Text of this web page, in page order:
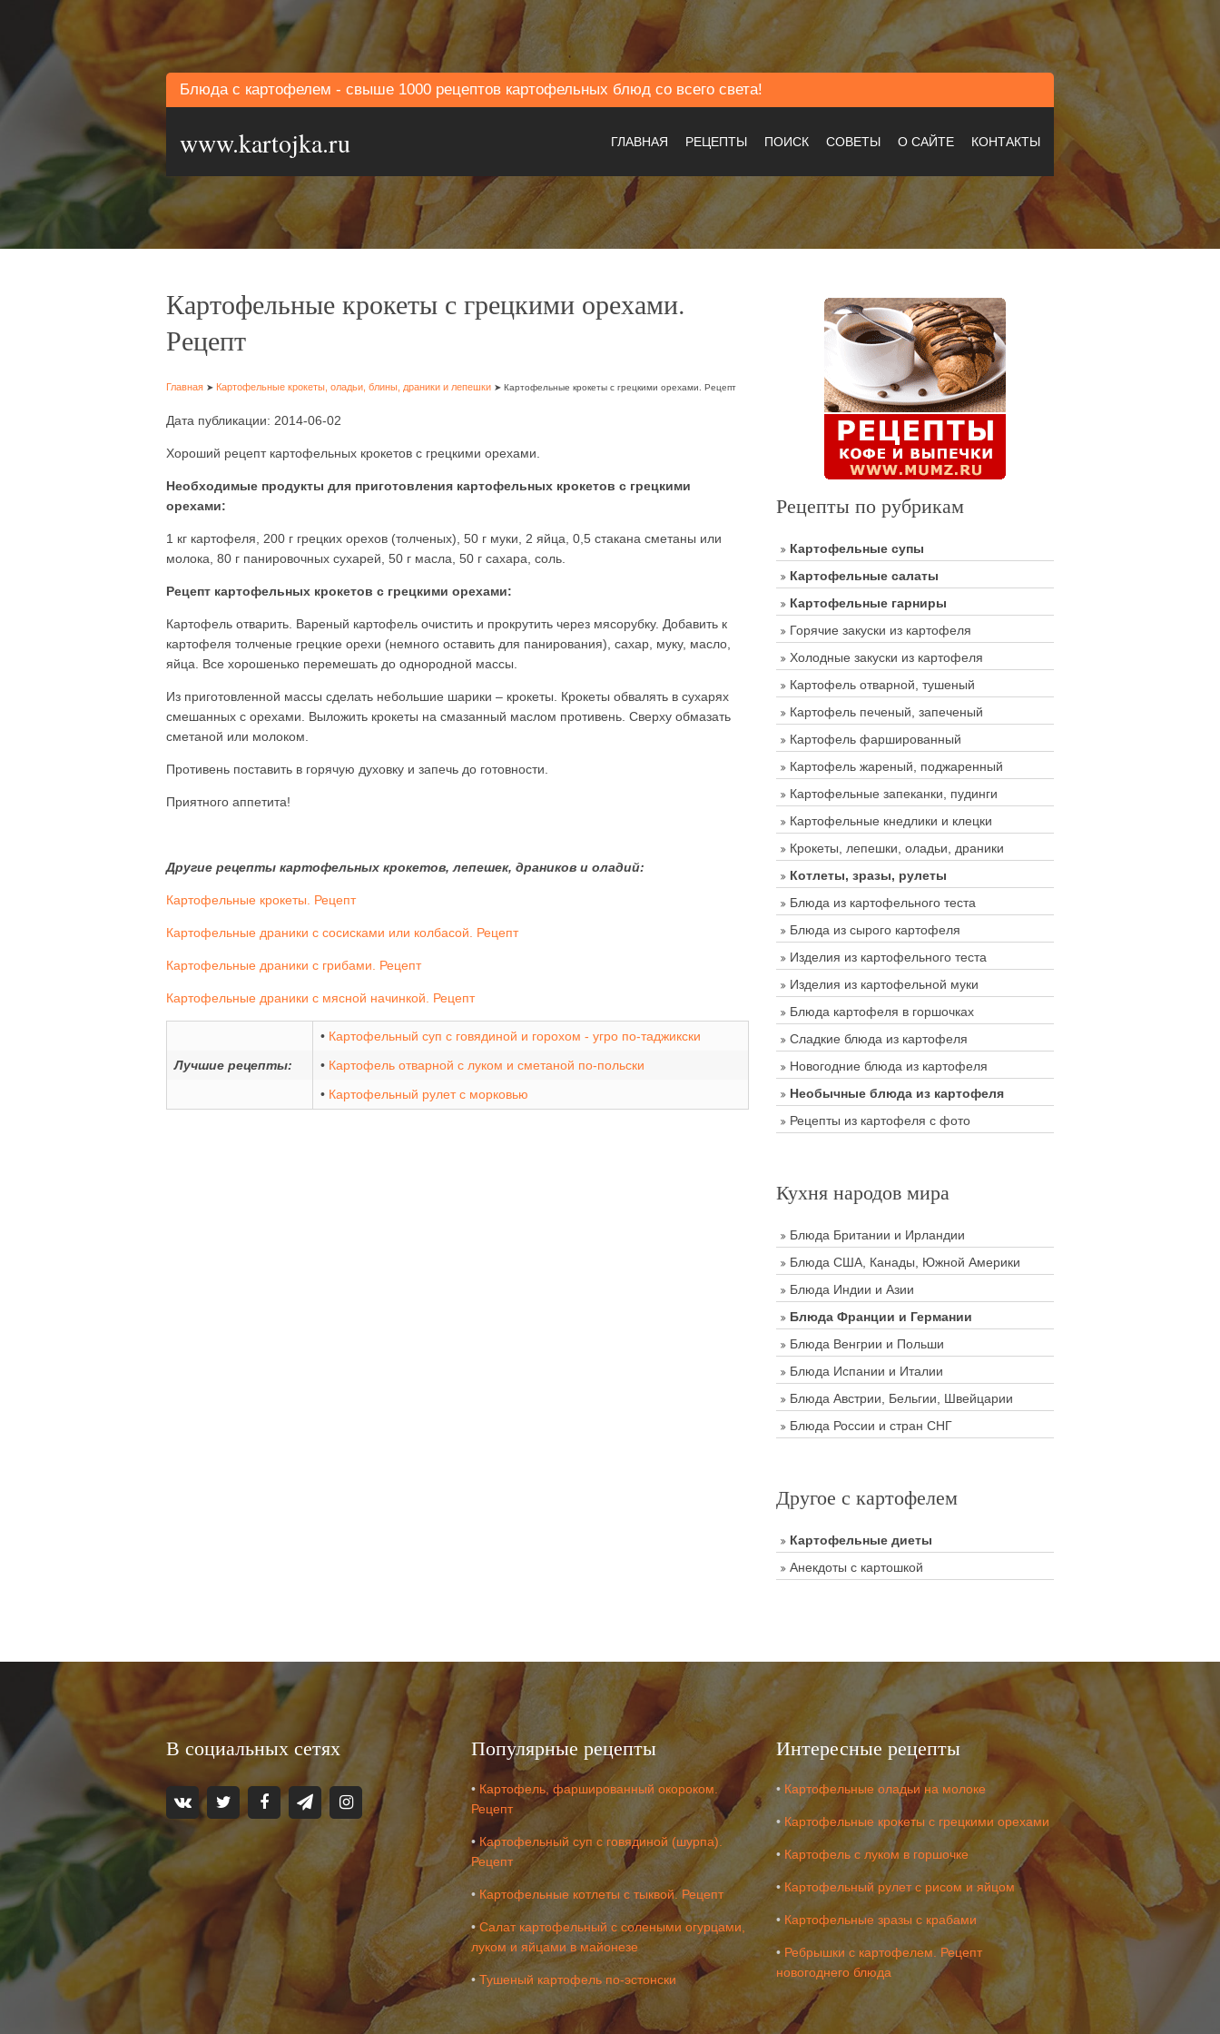
Блюда с картофелем - свыше 1000 рецептов картофельных блюд со всего света!
www.kartojka.ru ГЛАВНАЯ РЕЦЕПТЫ ПОИСК СОВЕТЫ О САЙТЕ КОНТАКТЫ
Картофельные крокеты с грецкими орехами.
Рецепт
Главная ➤ Картофельные крокеты, оладьи, блины, драники и лепешки ➤ Картофельные крокеты с грецкими орехами. Рецепт
Дата публикации: 2014-06-02
Хороший рецепт картофельных крокетов с грецкими орехами.
Необходимые продукты для приготовления картофельных крокетов с грецкими
орехами:
1 кг картофеля, 200 г грецких орехов (толченых), 50 г муки, 2 яйца, 0,5 стакана сметаны или
молока, 80 г панировочных сухарей, 50 г масла, 50 г сахара, соль.
Рецепт картофельных крокетов с грецкими орехами:
Картофель отварить. Вареный картофель очистить и прокрутить через мясорубку. Добавить к
картофеля толченые грецкие орехи (немного оставить для панирования), сахар, муку, масло,
яйца. Все хорошенько перемешать до однородной массы.
Из приготовленной массы сделать небольшие шарики – крокеты. Крокеты обвалять в сухарях
смешанных с орехами. Выложить крокеты на смазанный маслом противень. Сверху обмазать
сметаной или молоком.
Противень поставить в горячую духовку и запечь до готовности.
Приятного аппетита!
Другие рецепты картофельных крокетов, лепешек, драников и оладий:
Картофельные крокеты. Рецепт
Картофельные драники с сосисками или колбасой. Рецепт
Картофельные драники с грибами. Рецепт
Картофельные драники с мясной начинкой. Рецепт
• Картофельный суп с говядиной и горохом - угро по-таджикски
Лучшие рецепты:
• Картофель отварной с луком и сметаной по-польски
• Картофельный рулет с морковью
Рецепты по рубрикам
Картофельные супы
Картофельные салаты
Картофельные гарниры
Горячие закуски из картофеля
Холодные закуски из картофеля
Картофель отварной, тушеный
Картофель печеный, запеченый
Картофель фаршированный
Картофель жареный, поджаренный
Картофельные запеканки, пудинги
Картофельные кнедлики и клецки
Крокеты, лепешки, оладьи, драники
Котлеты, зразы, рулеты
Блюда из картофельного теста
Блюда из сырого картофеля
Изделия из картофельного теста
Изделия из картофельной муки
Блюда картофеля в горшочках
Сладкие блюда из картофеля
Новогодние блюда из картофеля
Необычные блюда из картофеля
Рецепты из картофеля с фото
Кухня народов мира
Блюда Британии и Ирландии
Блюда США, Канады, Южной Америки
Блюда Индии и Азии
Блюда Франции и Германии
Блюда Венгрии и Польши
Блюда Испании и Италии
Блюда Австрии, Бельгии, Швейцарии
Блюда России и стран СНГ
Другое с картофелем
Картофельные диеты
Анекдоты с картошкой
В социальных сетях Популярные рецепты
• Картофель, фаршированный окороком.
Рецепт
• Картофельный суп с говядиной (шурпа).
Рецепт
• Картофельные котлеты с тыквой. Рецепт
• Салат картофельный с солеными огурцами,
луком и яйцами в майонезе
•Тушеный картофель по-эстонски
Интересные рецепты
• Картофельные оладьи на молоке
• Картофельные крокеты с грецкими орехами
• Картофель с луком в горшочке
• Картофельный рулет с рисом и яйцом
• Картофельные зразы с крабами
• Ребрышки с картофелем. Рецепт
новогоднего блюда